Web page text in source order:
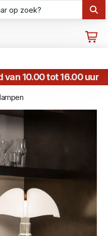
10.00 tot 16.00 uur